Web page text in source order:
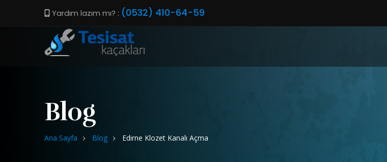
Yardım lazım mı? : (0532) 410-64-59
Blog
Ana Sayfa Blog Edirne Klozet Kanalı Açma